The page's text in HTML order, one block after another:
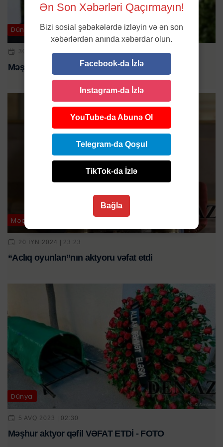
Dünya
30 MAR 2025 | 10:15
Məşhur aktyor vəfat etdi
Mədəniyyət
20 IYN 2024 | 23:23
“Aclıq oyunları”nın aktyoru vəfat etdi
Dünya
5 AVQ 2023 | 02:30
Məşhur aktyor qəfil VƏFAT ETDİ - FOTO
Ən Son Xəbərləri Qaçırmayın!
Bizi sosial şəbəkələrdə izləyin və ən son
xəbərlərdən anında xəbərdar olun.
Facebook-da İzlə
Instagram-da İzlə
YouTube-da Abunə Ol
Telegram-da Qoşul
TikTok-da İzlə
Bağla